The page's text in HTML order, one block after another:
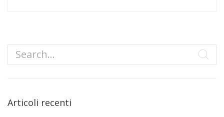
Articoli recenti